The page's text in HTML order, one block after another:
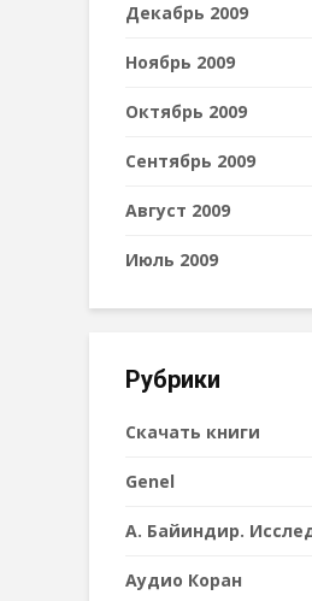
Декабрь 2009
Ноябрь 2009
Октябрь 2009
Сентябрь 2009
Август 2009
Июль 2009
Рубрики
Cкачать книги
Genel
А. Байиндир.
Аудио Коран